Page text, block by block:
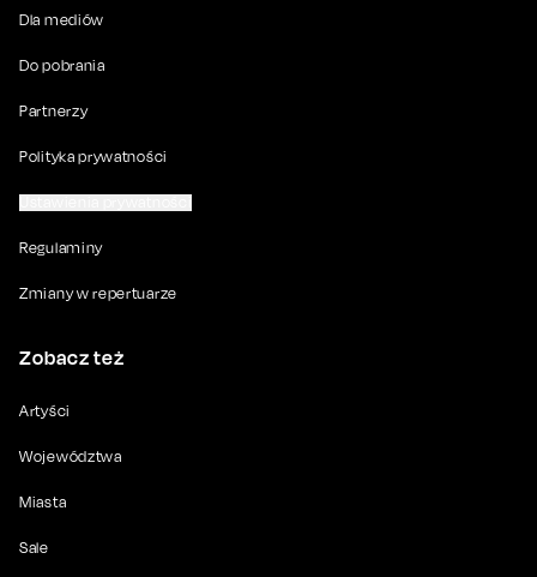
Dla mediów
Do pobrania
Partnerzy
Polityka prywatności
Regulaminy
Zmiany w repertuarze
Zobacz też
Artyści
Województwa
Miasta
Sale